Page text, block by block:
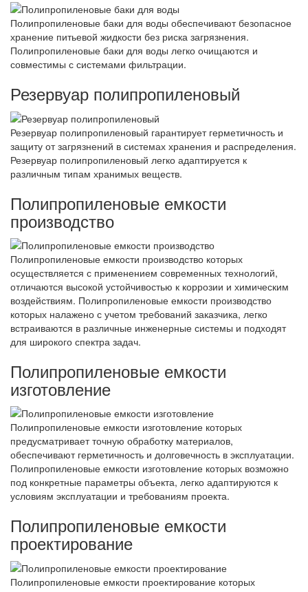
Полипропиленовые баки для воды обеспечивают безопасное
хранение питьевой жидкости без риска загрязнения.
Полипропиленовые баки для воды легко очищаются и
совместимы с системами фильтрации.
Резервуар полипропиленовый
Резервуар полипропиленовый гарантирует герметичность и
защиту от загрязнений в системах хранения и распределения.
Резервуар полипропиленовый легко адаптируется к
различным типам хранимых веществ.
Полипропиленовые емкости
производство
Полипропиленовые емкости производство которых
осуществляется с применением современных технологий,
отличаются высокой устойчивостью к коррозии и химическим
воздействиям. Полипропиленовые емкости производство
которых налажено с учетом требований заказчика, легко
встраиваются в различные инженерные системы и подходят
для широкого спектра задач.
Полипропиленовые емкости
изготовление
Полипропиленовые емкости изготовление которых
предусматривает точную обработку материалов,
обеспечивают герметичность и долговечность в эксплуатации.
Полипропиленовые емкости изготовление которых возможно
под конкретные параметры объекта, легко адаптируются к
условиям эксплуатации и требованиям проекта.
Полипропиленовые емкости
проектирование
Полипропиленовые емкости проектирование которых